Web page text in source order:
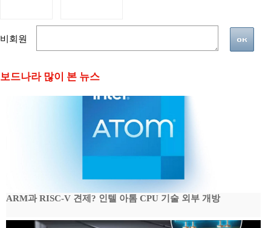
비회원
보드나라 많이 본 뉴스
ARM과 RISC-V 견제? 인텔 아톰 CPU 기술 외부 개방